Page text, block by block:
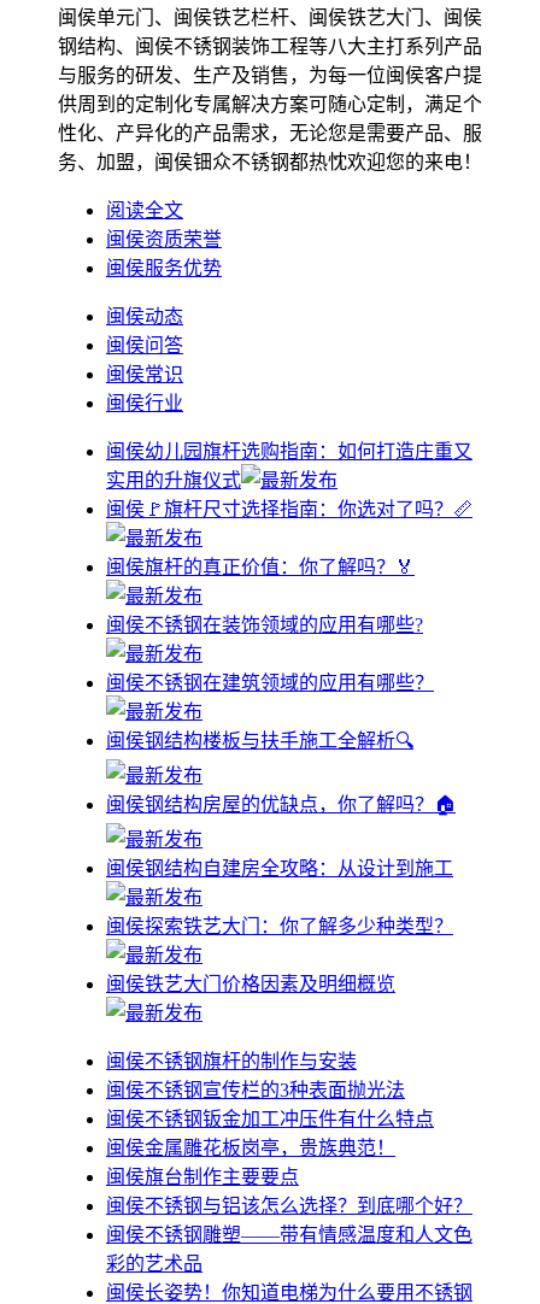
闽侯单元门、闽侯铁艺栏杆、闽侯铁艺大门、闽侯
钢结构、闽侯不锈钢装饰工程等八大主打系列产品
与服务的研发、生产及销售，为每一位闽侯客户提
供周到的定制化专属解决方案可随心定制，满足个
性化、产异化的产品需求，无论您是需要产品、服
务、加盟，闽侯钿众不锈钢都热忱欢迎您的来电！
阅读全文
闽侯资质荣誉
闽侯服务优势
闽侯动态
闽侯问答
闽侯常识
闽侯行业
闽侯幼儿园旗杆选购指南：如何打造庄重又
实用的升旗仪式
闽侯🚩旗杆尺寸选择指南：你选对了吗？📏
闽侯旗杆的真正价值：你了解吗？🏅
闽侯不锈钢在装饰领域的应用有哪些?
闽侯不锈钢在建筑领域的应用有哪些？
闽侯钢结构楼板与扶手施工全解析🔍
闽侯钢结构房屋的优缺点，你了解吗？🏠
闽侯钢结构自建房全攻略：从设计到施工
闽侯探索铁艺大门：你了解多少种类型？
闽侯铁艺大门价格因素及明细概览
闽侯不锈钢旗杆的制作与安装
闽侯不锈钢宣传栏的3种表面抛光法
闽侯不锈钢钣金加工冲压件有什么特点
闽侯金属雕花板岗亭，贵族典范！
闽侯旗台制作主要要点
闽侯不锈钢与铝该怎么选择？到底哪个好？
闽侯不锈钢雕塑——带有情感温度和人文色
彩的艺术品
闽侯​长姿势！你知道电梯为什么要用不锈钢